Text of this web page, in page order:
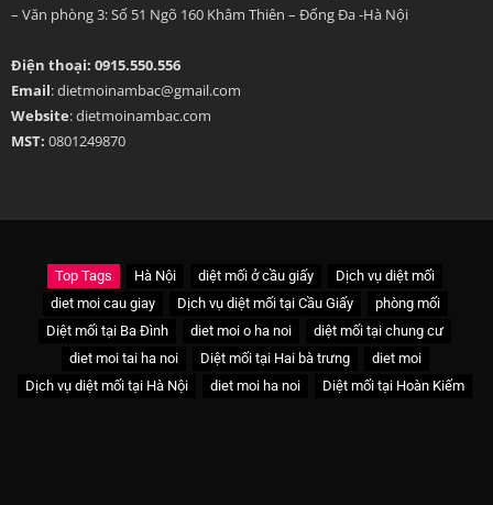
– Văn phòng 3: Số 51 Ngõ 160 Khâm Thiên – Đống Đa -Hà Nội
Điện thoại: 0915.550.556
Email: dietmoinambac@gmail.com
Website: dietmoinambac.com
MST: 0801249870
Top Tags Hà Nội diệt mối ở cầu giấy
Dịch vụ diệt mối
diet moi cau giay
Dịch vụ diệt mối tại Cầu Giấy
phòng mối
Diệt mối tại Ba Đình
diet moi o ha noi
diệt mối tại chung cư
diet moi tai ha noi
Diệt mối tại Hai bà trưng
diet moi
Dịch vụ diệt mối tại Hà Nội
diet moi ha noi Diệt mối tại Hoàn Kiếm